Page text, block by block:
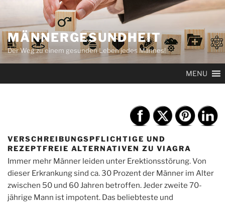
Inhalt
springen
MÄNNERGESUNDHEIT
Der Weg zu einem gesunden Leben jedes Mannes!
MENU
VERSCHREIBUNGSPFLICHTIGE UND
REZEPTFREIE ALTERNATIVEN ZU VIAGRA
Immer mehr Männer leiden unter Erektionsstörung. Von
dieser Erkrankung sind ca. 30 Prozent der Männer im Alter
zwischen 50 und 60 Jahren betroffen. Jeder zweite 70-
jährige Mann ist impotent. Das beliebteste und